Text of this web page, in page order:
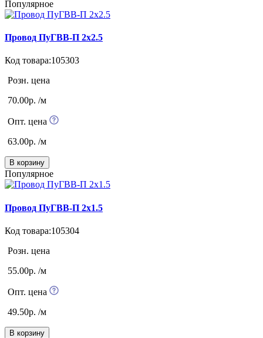
Популярное
Провод ПуГВВ-П 2х2.5
Код товара:105303
Розн. цена
70.00р. /м
Опт. цена
63.00р. /м
В корзину
Популярное
Провод ПуГВВ-П 2х1.5
Код товара:105304
Розн. цена
55.00р. /м
Опт. цена
49.50р. /м
В корзину